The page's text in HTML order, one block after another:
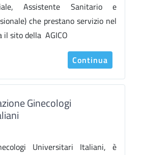
Assistente Sanitario e
che prestano servizio nel
il sito della AGICO
Continua
Ginecologi
Universitari Italiani, è